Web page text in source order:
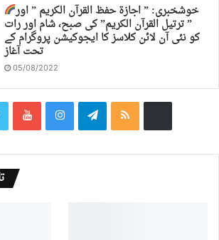
خوشخبری: ” اجازة حفظ القرآن الكريم ” اور
” ترتیل القرآن الكريم” کی صبح، شام اور رات
کو نئی آن لائن کلاسز کا ایجوکیشن پروگرام کے
تحت آغاز
05/08/2022